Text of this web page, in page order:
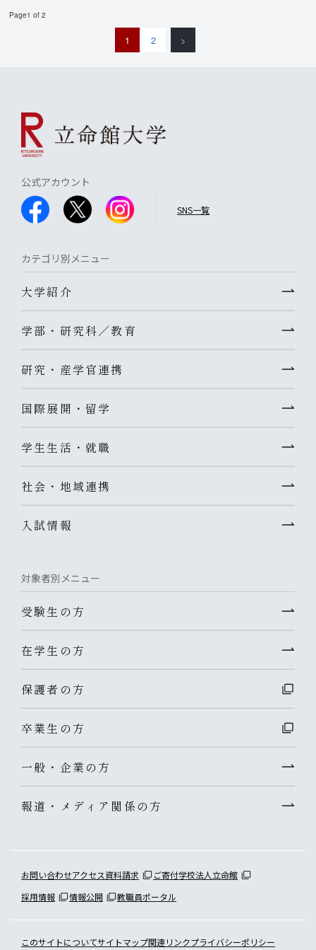
Page1 of 2
1 2 >
公式アカウント
SNS一覧
カテゴリ別メニュー
大学紹介
学部・研究科／教育
研究・産学官連携
国際展開・留学
学生生活・就職
社会・地域連携
入試情報
対象者別メニュー
受験生の方
在学生の方
保護者の方
卒業生の方
一般・企業の方
報道・メディア関係の方
お問い合わせアクセス資料請求 ご寄付学校法人立命館
採用情報
情報公開 教職員ポータル
このサイトについてサイトマップ関連リンクプライバシーポリシー